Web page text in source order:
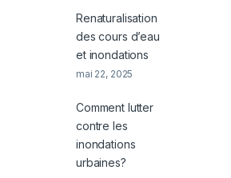
Renaturalisation
des cours d’eau
et inondations
mai 22, 2025
Comment lutter
contre les
inondations
urbaines?